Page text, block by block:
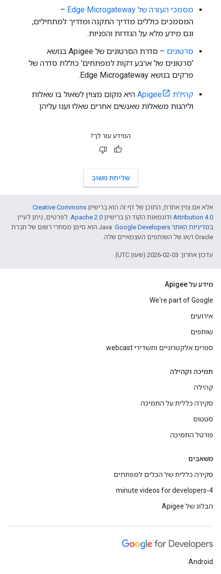
מסמכי העזרה של Edge Microgateway
–
המסמכים כוללים מדריך התקנה ומדריך למתחילים,
וגם מידע מלא על הגדרות והפניות.
סרטונים
– סדרת הסרטונים של Apigee בנושא
'סרטונים של ארבע דקות למפתחים' כוללת סדרה של
פרקים בנושא Edge Microgateway.
קהילת Apigee
היא מקום מצוין לשאול בו שאלות
וליהנות משאלות שאנשים אחרים שאלו וענו עליהן.
המידע עזר לך?
שליחת משוב
אלא אם צוין אחרת, התוכן של דף זה הוא ברישיון Creative Commons
Attribution 4.0 ודוגמאות הקוד הן ברישיון Apache 2.0 . לפרטים, ניתן לעיין
במדיניות האתר Google Developers‏
.‏ Java הוא סימן מסחרי רשום של חברת
Oracle ו/או של השותפים העצמאיים שלה.
עדכון אחרון: 2026-02-03 (שעון UTC).
מידע על Apigee
We're part of Google
אירועים
שותפים
ספרים אלקטרוניים ותשדירי webcast
תמיכה וקהילה
קהילה
סקירה כללית על התמיכה
סטטוס
פורטל התמיכה
משאבים
סקירה כללית של הכלים למפתחים
4-minute videos for developers
הבלוג של Apigee
Android